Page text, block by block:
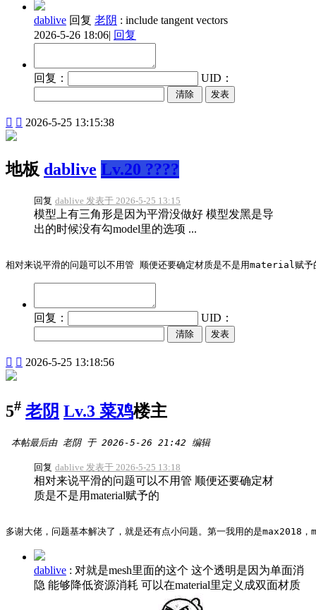
dablive 回复 老阴 : include tangent vectors
2026-5-26 18:06| 回复
回复： UID：
发表
  2026-5-25 13:15:38
地板 dablive Lv.20 ????
回复 dablive 发表于 2026-5-25 13:15
模型上有三角形是因为平滑没做好 模型发黑是导
出的时候没有勾model里的选项 ...
相对来说平滑的问题可以不用管 顺便还要确定材质是不是用material赋予
回复： UID：
发表
  2026-5-25 13:18:56
5# 老阴 Lv.3 菜鸡楼主
本帖最后由 老阴 于 2026-5-26 21:42 编辑
回复 dablive 发表于 2026-5-25 13:18
相对来说平滑的问题可以不用管 顺便还要确定材
质是不是用material赋予的
多谢大佬，问题基本解决了，就是还有点小问题。第一我用的是
dablive : 对就是mesh里面的这个 这个透明是因为单面消
隐 能够降低资源消耗 可以在material里定义成双面材质